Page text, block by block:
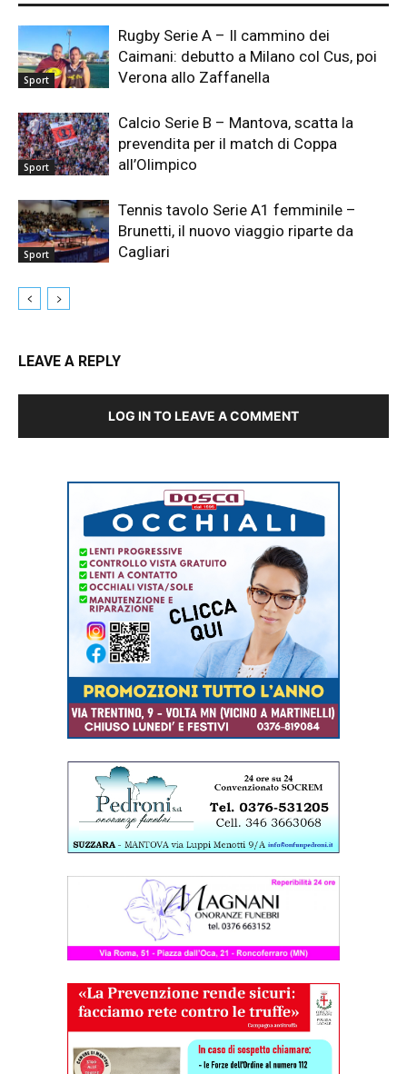
Sport
Rugby Serie A – Il cammino dei
Caimani: debutto a Milano col Cus, poi
Verona allo Zaffanella
Sport
Calcio Serie B – Mantova, scatta la
prevendita per il match di Coppa
all’Olimpico
Sport
Tennis tavolo Serie A1 femminile –
Brunetti, il nuovo viaggio riparte da
Cagliari
LEAVE A REPLY
LOG IN TO LEAVE A COMMENT